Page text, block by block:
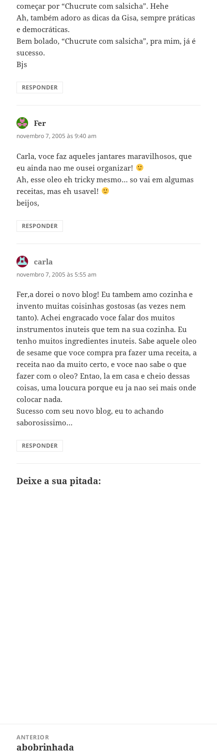
começar por “Chucrute com salsicha”. Hehe
Ah, também adoro as dicas da Gisa, sempre práticas
e democráticas.
Bem bolado, “Chucrute com salsicha”, pra mim, já é
sucesso.
Bjs
RESPONDER
Fer
novembro 7, 2005 às 9:40 am
Carla, voce faz aqueles jantares maravilhosos, que
eu ainda nao me ousei organizar!
Ah, esse oleo eh tricky mesmo… so vai em algumas
receitas, mas eh usavel!
beijos,
RESPONDER
carla
novembro 7, 2005 às 5:55 am
Fer,a dorei o novo blog! Eu tambem amo cozinha e
invento muitas coisinhas gostosas (as vezes nem
tanto). Achei engracado voce falar dos muitos
instrumentos inuteis que tem na sua cozinha. Eu
tenho muitos ingredientes inuteis. Sabe aquele oleo
de sesame que voce compra pra fazer uma receita, a
receita nao da muito certo, e voce nao sabe o que
fazer com o oleo? Entao, la em casa e cheio dessas
coisas, uma loucura porque eu ja nao sei mais onde
colocar nada.
Sucesso com seu novo blog, eu to achando
saborosissimo…
RESPONDER
Deixe a sua pitada:
ANTERIOR
Post
abobrinhada